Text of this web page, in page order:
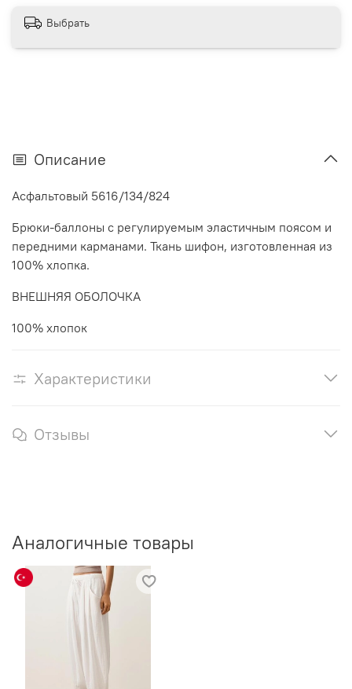
Выбрать
Описание
Асфальтовый 5616/134/824
Брюки-баллоны с регулируемым эластичным поясом и
передними карманами. Ткань шифон, изготовленная из
100% хлопка.
ВНЕШНЯЯ ОБОЛОЧКА
100% хлопок
Характеристики
Отзывы
Аналогичные товары